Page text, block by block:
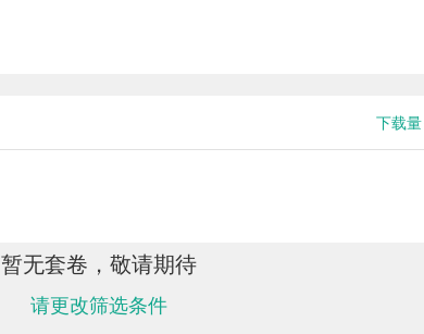
下载量
暂无套卷，敬请期待
请更改筛选条件